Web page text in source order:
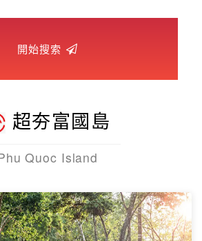
開始搜索
超夯富國島
Quoc Island